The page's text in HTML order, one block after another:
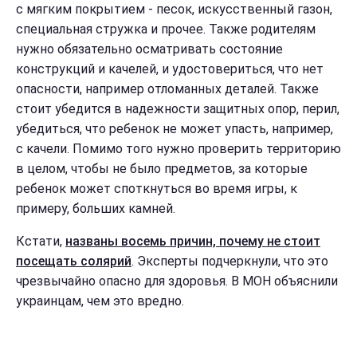
с мягким покрытием - песок, искусственный газон,
специальная стружка и прочее. Также родителям
нужно обязательно осматривать состояние
конструкций и качелей, и удостовериться, что нет
опасности, например отломанных деталей. Также
стоит убедится в надежности защитных опор, перил,
убедиться, что ребенок не может упасть, например,
с качели. Помимо того нужно проверить территорию
в целом, чтобы не было предметов, за которые
ребенок может споткнуться во время игры, к
примеру, больших камней.
Кстати, названы восемь причин, почему не стоит
посещать солярий. Эксперты подчеркнули, что это
чрезвычайно опасно для здоровья. В МОН объяснили
украинцам, чем это вредно.